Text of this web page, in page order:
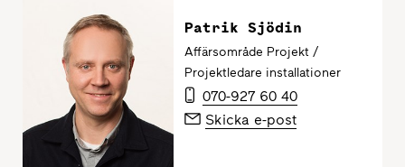
Patrik Sjödin
Affärsområde Projekt /
Projektledare installationer
070-927 60 40
Skicka e-post